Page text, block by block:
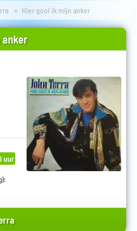
Hier gooi ik mijn anker
anker
uur
: